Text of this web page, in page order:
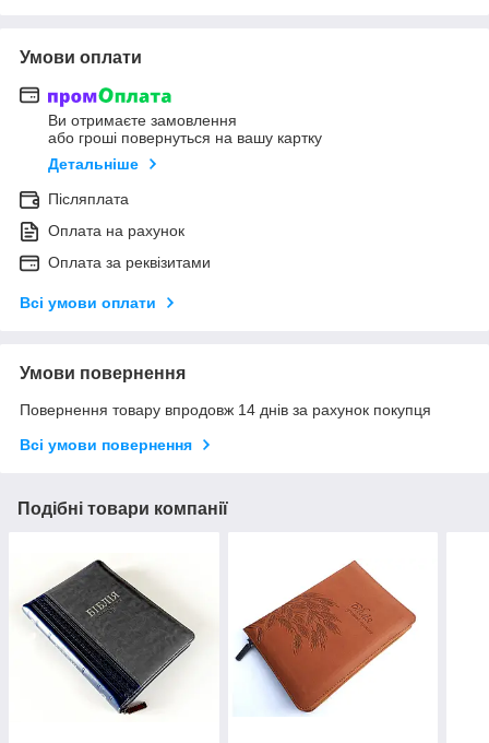
Умови оплати
Ви отримаєте замовлення
або гроші повернуться на вашу картку
Детальніше
Післяплата
Оплата на рахунок
Оплата за реквізитами
Всі умови оплати
Умови повернення
Повернення товару впродовж 14 днів за рахунок покупця
Всі умови повернення
Подібні товари компанії